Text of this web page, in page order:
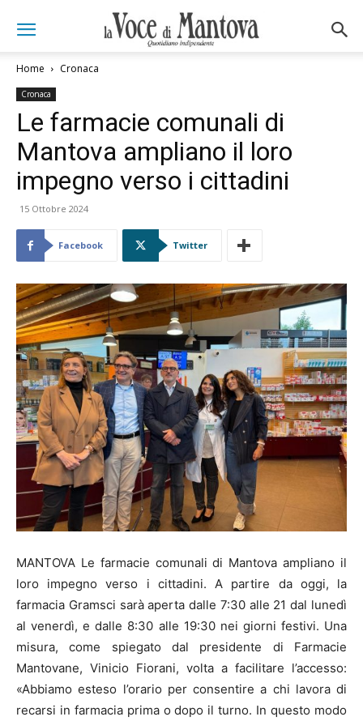
Home Cronaca
Cronaca
Le farmacie comunali di
Mantova ampliano il loro
impegno verso i cittadini
15 Ottobre 2024
Facebook Twitter
MANTOVA Le farmacie comunali di Mantova ampliano il
loro impegno verso i cittadini. A partire da oggi, la
farmacia Gramsci sarà aperta dalle 7:30 alle 21 dal lunedì
al venerdì, e dalle 8:30 alle 19:30 nei giorni festivi. Una
misura, come spiegato dal presidente di Farmacie
Mantovane, Vinicio Fiorani, volta a facilitare l’accesso:
«Abbiamo esteso l’orario per consentire a chi lavora di
recarsi in farmacia prima o dopo il turno. In questo modo